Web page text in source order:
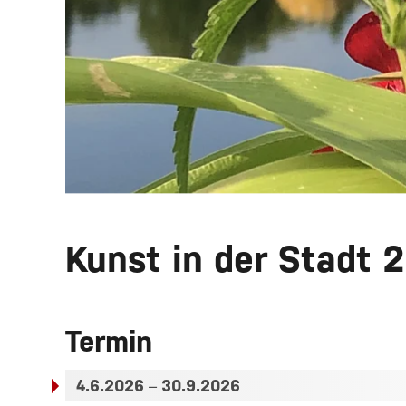
Kunst in der Stadt
Termin
4.6.2026 – 30.9.2026